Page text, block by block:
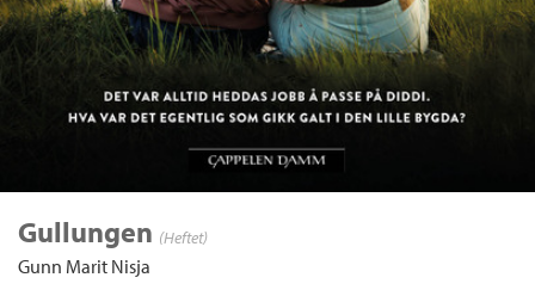
Gullungen (Heftet)
Gunn Marit Nisja